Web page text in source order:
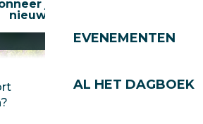
EVENEMENTEN
AL HET DAGBOEK
je op onze
nieuwsbrief
Perszaal